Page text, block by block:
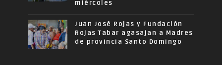
miércoles
Juan José Rojas y Fundación
Rojas Tabar agasajan a Madres
de provincia Santo Domingo